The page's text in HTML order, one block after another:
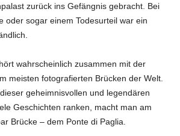
zurück ins Gefängnis gebracht. Bei
oder sogar einem Todesurteil war ein
wahrscheinlich zusammen mit der
meisten fotografierten Brücken der Welt.
geheimnisvollen und legendären
Geschichten ranken, macht man am
Brücke – dem Ponte di Paglia.